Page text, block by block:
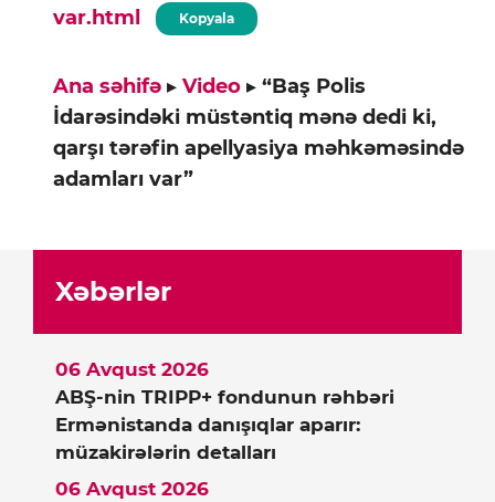
var.html
Kopyala
Ana səhifə ▸ Video ▸ “Baş Polis
İdarəsindəki müstəntiq mənə dedi ki,
qarşı tərəfin apellyasiya məhkəməsində
adamları var”
Xəbərlər
ABŞ-nin TRIPP+ fondunun rəhbəri
Ermənistanda danışıqlar aparır:
müzakirələrin detalları
06 Avqust 2026
06 Avqust 2026